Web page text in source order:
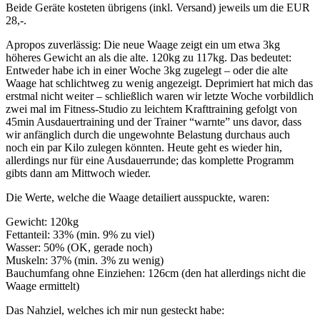
Beide Geräte kosteten übrigens (inkl. Versand) jeweils um die EUR
28,-.
Apropos zuverlässig: Die neue Waage zeigt ein um etwa 3kg
höheres Gewicht an als die alte. 120kg zu 117kg. Das bedeutet:
Entweder habe ich in einer Woche 3kg zugelegt – oder die alte
Waage hat schlichtweg zu wenig angezeigt. Deprimiert hat mich das
erstmal nicht weiter – schließlich waren wir letzte Woche vorbildlich
zwei mal im Fitness-Studio zu leichtem Krafttraining gefolgt von
45min Ausdauertraining und der Trainer “warnte” uns davor, dass
wir anfänglich durch die ungewohnte Belastung durchaus auch
noch ein par Kilo zulegen könnten. Heute geht es wieder hin,
allerdings nur für eine Ausdauerrunde; das komplette Programm
gibts dann am Mittwoch wieder.
Die Werte, welche die Waage detailiert ausspuckte, waren:
Gewicht: 120kg
Fettanteil: 33% (min. 9% zu viel)
Wasser: 50% (OK, gerade noch)
Muskeln: 37% (min. 3% zu wenig)
Bauchumfang ohne Einziehen: 126cm (den hat allerdings nicht die
Waage ermittelt)
Das Nahziel, welches ich mir nun gesteckt habe: